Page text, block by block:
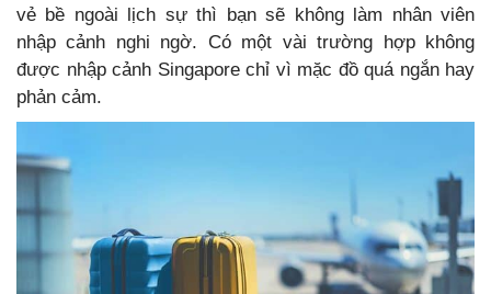
vẻ bề ngoài lịch sự thì bạn sẽ không làm nhân viên
nhập cảnh nghi ngờ. Có một vài trường hợp không
được nhập cảnh Singapore chỉ vì mặc đồ quá ngắn hay
phản cảm.